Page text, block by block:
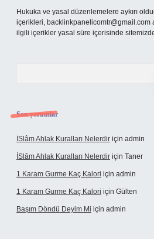
Hukuka ve yasal düzenlemelere aykırı
içerikleri, backlinkpanelicomtr@gmail.com
ilgili içerikler yasal süre içerisinde
Son yorumlar
İSlâm Ahlak Kuralları Nelerdir için admin
İSlâm Ahlak Kuralları Nelerdir için Taner
1 Karam Gurme Kaç Kalori için admin
1 Karam Gurme Kaç Kalori için Gülten
Başım Döndü Deyim Mi için admin